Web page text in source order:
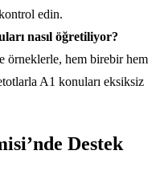
edin.
nasıl öğretiliyor?
örneklerle, hem birebir hem
A1 konuları eksiksiz
Destek